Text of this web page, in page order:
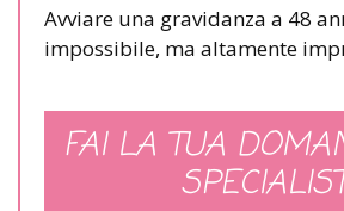
Avviare una gravidanza a 48
impossibile, ma altamente
FAI LA TUA